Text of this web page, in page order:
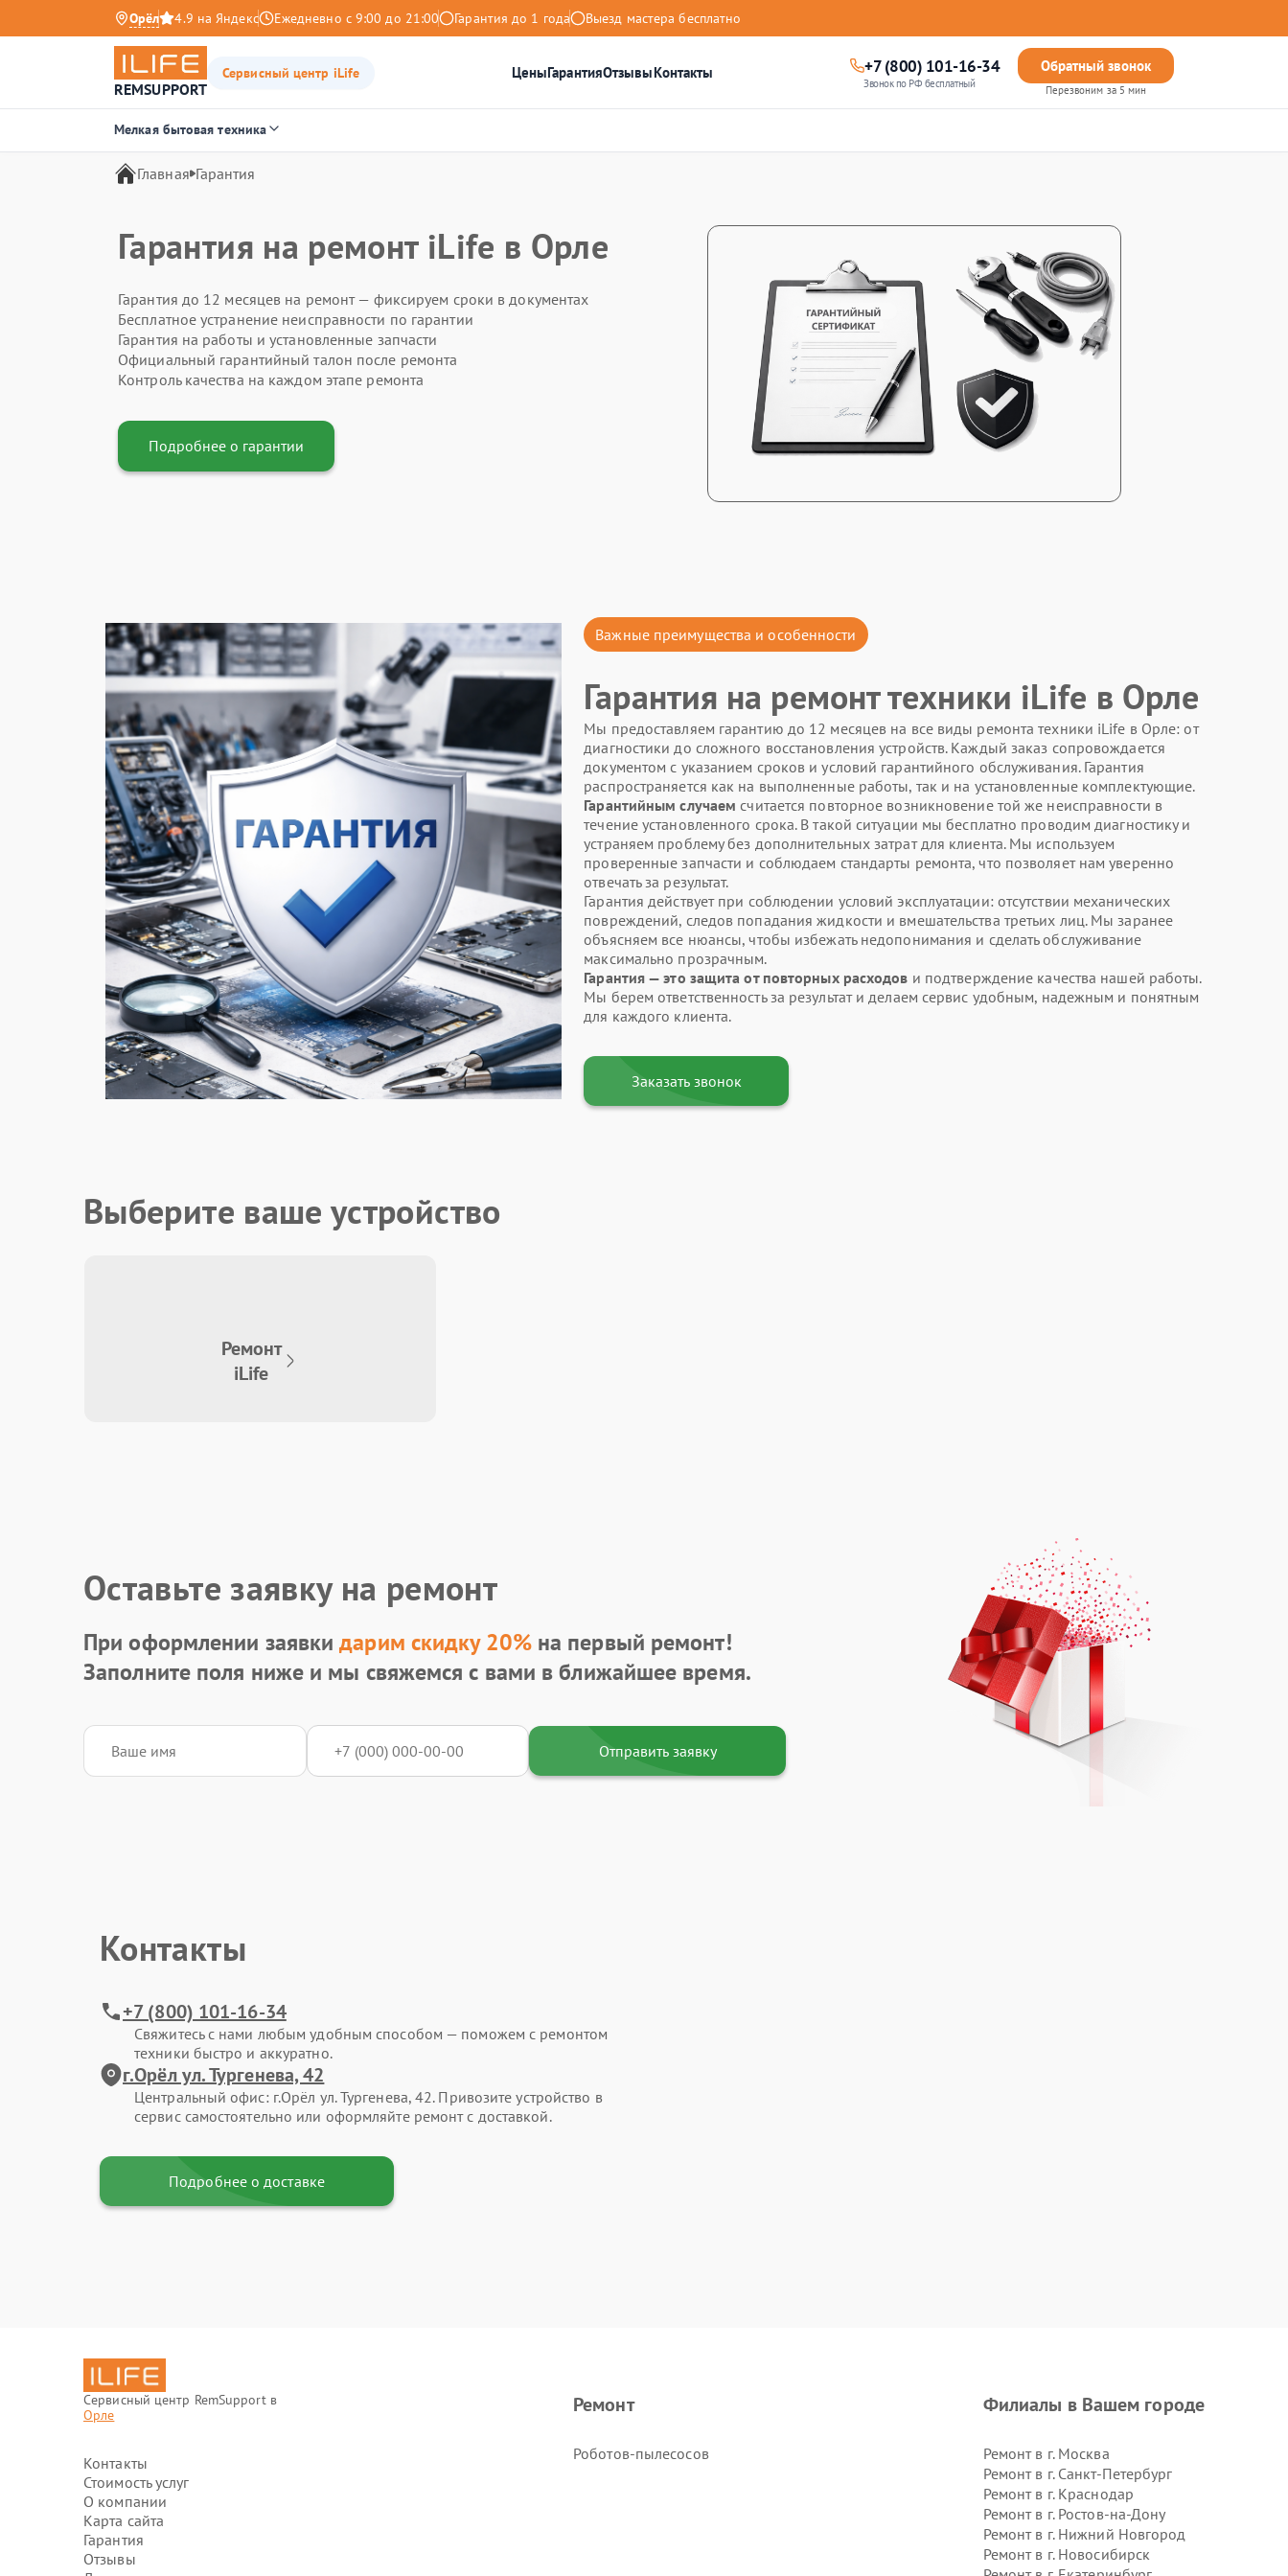
Орёл 4.9 на Яндекс Ежедневно с 9:00 до 21:00 Гарантия до 1 года Выезд мастера бесплатно
REMSUPPORT
Сервисный центр iLife ЦеныГарантияОтзывыКонтакты +7 (800) 101-16-34
Звонок по РФ бесплатный
Обратный звонок
Перезвоним за 5 мин
Мелкая бытовая техника
Главная Гарантия
Гарантия на ремонт iLife в Орле
Гарантия до 12 месяцев на ремонт — фиксируем сроки в документах
Бесплатное устранение неисправности по гарантии
Гарантия на работы и установленные запчасти
Официальный гарантийный талон после ремонта
Контроль качества на каждом этапе ремонта
Подробнее о гарантии
Важные преимущества и особенности
Гарантия на ремонт техники iLife в Орле
Мы предоставляем гарантию до 12 месяцев на все виды ремонта техники iLife в Орле: от
диагностики до сложного восстановления устройств. Каждый заказ сопровождается
документом с указанием сроков и условий гарантийного обслуживания. Гарантия
распространяется как на выполненные работы, так и на установленные комплектующие.
Гарантийным случаем считается повторное возникновение той же неисправности в
течение установленного срока. В такой ситуации мы бесплатно проводим диагностику и
устраняем проблему без дополнительных затрат для клиента. Мы используем
проверенные запчасти и соблюдаем стандарты ремонта, что позволяет нам уверенно
отвечать за результат.
Гарантия действует при соблюдении условий эксплуатации: отсутствии механических
повреждений, следов попадания жидкости и вмешательства третьих лиц. Мы заранее
объясняем все нюансы, чтобы избежать недопонимания и сделать обслуживание
максимально прозрачным.
Гарантия — это защита от повторных расходов и подтверждение качества нашей работы.
Мы берем ответственность за результат и делаем сервис удобным, надежным и понятным
для каждого клиента.
Заказать звонок
Выберите ваше устройство
Ремонт
iLife
Оставьте заявку на ремонт
При оформлении заявкидарим скидку 20%на первый ремонт!
Заполните поля ниже и мы свяжемся с вами в ближайшее время.
Отправить заявку
Контакты
+7 (800) 101-16-34
Свяжитесь с нами любым удобным способом — поможем с ремонтом
техники быстро и аккуратно.
г.Орёл ул. Тургенева, 42
Центральный офис: г.Орёл ул. Тургенева, 42. Привозите устройство в
сервис самостоятельно или оформляйте ремонт с доставкой.
Подробнее о доставке
Сервисный центр RemSupport в
Орле
Контакты
Стоимость услуг
О компании
Карта сайта
Гарантия
Отзывы
Ремонт
Роботов-пылесосов
Филиалы в Вашем городе
Ремонт в г. Москва
Ремонт в г. Санкт-Петербург
Ремонт в г. Краснодар
Ремонт в г. Ростов-на-Дону
Ремонт в г. Нижний Новгород
Ремонт в г. Новосибирск